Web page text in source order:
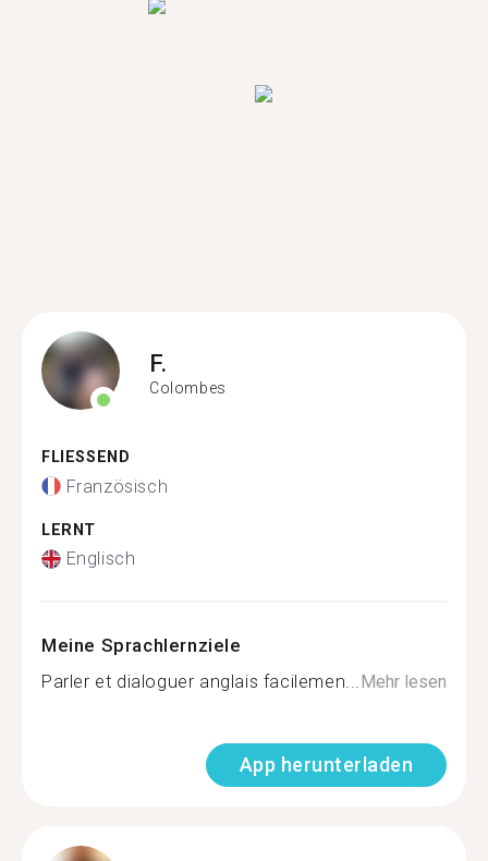
F.
Colombes
FLIESSEND
Französisch
LERNT
Englisch
Meine Sprachlernziele
Parler et dialoguer anglais facilemen...Mehr lesen
App herunterladen